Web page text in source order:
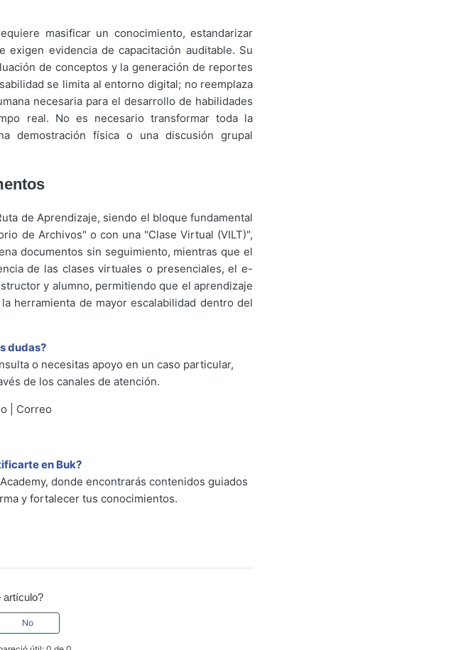
masificar un conocimiento, estandarizar
evidencia de capacitación auditable. Su
de conceptos y la generación de reportes
se limita al entorno digital; no reemplaza
necesaria para el desarrollo de habilidades
real. No es necesario transformar toda la
demostración física o una discusión grupal
de Aprendizaje, siendo el bloque fundamental
de Archivos" o con una "Clase Virtual (VILT)",
documentos sin seguimiento, mientras que el
de las clases virtuales o presenciales, el e-
y alumno, permitiendo que el aprendizaje
herramienta de mayor escalabilidad dentro del
dudas?
o necesitas apoyo en un caso particular,
de los canales de atención.
| Correo
en Buk?
donde encontrarás contenidos guiados
y fortalecer tus conocimientos.
artículo?
No